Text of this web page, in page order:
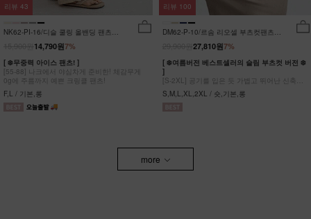
NK62-PI-16/디슬 쿨링 올밴딩 팬츠
7%
14,790원
[ ❄️무중력 아이스 팬츠! ]
[55-88] 나크에서 야심차게 준비한! 체감무게
0g에 주름까지 예쁜 크링클 팬츠!
F,L / 기본,롱
리뷰 43
DM62-P-10/르솜 리오셀 부츠컷팬츠
7%
27,810원
[ ❄️여름버전 베스트셀러의 슬림 부츠컷 버전 ❄️
]
[S-2XL] 공기를 입은 듯 가볍고 뛰어난 신축성
원단에 슬림함을 더한 부츠컷 팬츠!
S,M,L,XL,2XL / 숏,기본,롱
리뷰 100
more